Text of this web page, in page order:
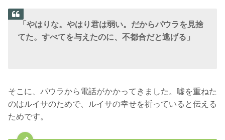
「やはりな。やはり君は弱い。だからパウラを見捨
てた。すべてを与えたのに、不都合だと逃げる」
そこに、パウラから電話がかかってきました。嘘を重ねた
のはルイサのためで、ルイサの幸せを祈っていると伝える
ためです。